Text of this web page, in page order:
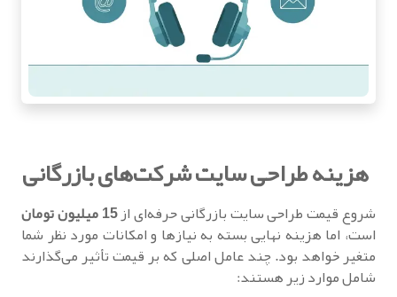
هزینه طراحی سایت شرکت‌های بازرگانی
شروع قیمت طراحی سایت بازرگانی حرفه‌ای از15 میلیون تومان
است، اما هزینه نهایی بسته به نیازها و امکانات مورد نظر شما
متغیر خواهد بود. چند عامل اصلی که بر قیمت تأثیر می‌گذارند
شامل موارد زیر هستند: